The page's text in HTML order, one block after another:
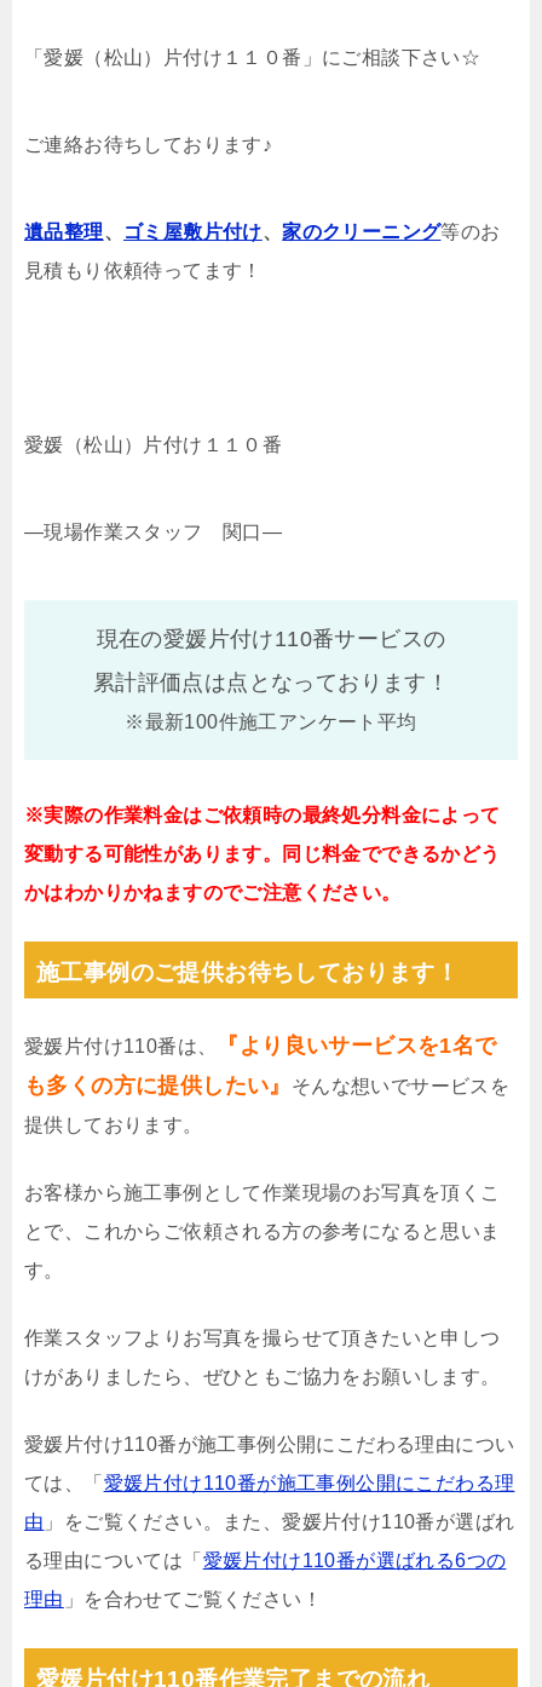
「愛媛（松山）片付け１１０番」にご相談下さい☆
ご連絡お待ちしております♪
遺品整理、 ゴミ屋敷片付け、家のクリーニング等のお
見積もり依頼待ってます！
愛媛（松山）片付け１１０番
—現場作業スタッフ 関口—
現在の愛媛片付け110番サービスの
累計評価点は点となっております！
※最新100件施工アンケート平均
※実際の作業料金はご依頼時の最終処分料金によって
変動する可能性があります。同じ料金でできるかどう
かはわかりかねますのでご注意ください。
施工事例のご提供お待ちしております！
愛媛片付け110番は、
『より良いサービスを1名で
も多くの方に提供したい』
そんな想いでサービスを
提供しております。
お客様から施工事例として作業現場のお写真を頂くこ
とで、これからご依頼される方の参考になると思いま
す。
作業スタッフよりお写真を撮らせて頂きたいと申しつ
けがありましたら、ぜひともご協力をお願いします。
愛媛片付け110番が施工事例公開にこだわる理由につい
ては、「 愛媛片付け110番が施工事例公開にこだわる理
由 」をご覧ください。また、愛媛片付け110番が選ばれ
る理由については「 愛媛片付け110番が選ばれる6つの
理由 」を合わせてご覧ください！
愛媛片付け110番作業完了までの流れ